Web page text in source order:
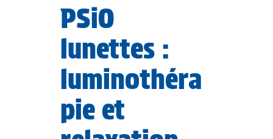
PSiO
lunettes :
luminothéra
pie et